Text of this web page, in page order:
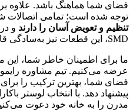
فضای شما هماهنگ باشد. علاوه بر
توجه شده است؛ تمامی اتصالات
تنظیم و تعویض آسان را دارند و
SMD، این قطعات نیز به‌سادگی قابل تعویض هستند.
ما برای اطمینان خاطر شما، این
عرضه می‌کنیم. تیم مشاوره
فضای شما، بهترین ترکیب را
پیشنهاد دهد. با انتخاب لوستر
مدرن را به خانه خود دعوت